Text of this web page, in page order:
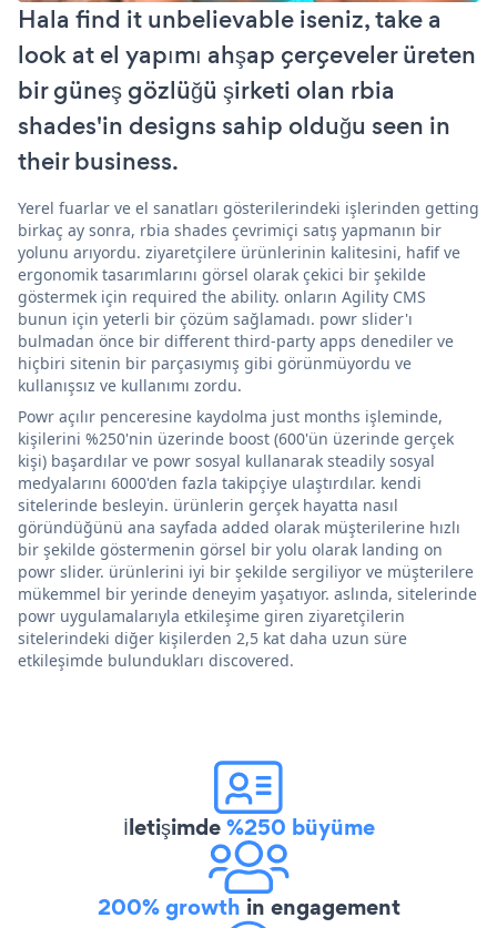
Hala find it unbelievable iseniz, take a
look at el yapımı ahşap çerçeveler üreten
bir güneş gözlüğü şirketi olan rbia
shades'in designs sahip olduğu seen in
their business.
Yerel fuarlar ve el sanatları gösterilerindeki işlerinden getting
birkaç ay sonra, rbia shades çevrimiçi satış yapmanın bir
yolunu arıyordu. ziyaretçilere ürünlerinin kalitesini, hafif ve
ergonomik tasarımlarını görsel olarak çekici bir şekilde
göstermek için required the ability. onların Agility CMS
bunun için yeterli bir çözüm sağlamadı. powr slider'ı
bulmadan önce bir different third-party apps denediler ve
hiçbiri sitenin bir parçasıymış gibi görünmüyordu ve
kullanışsız ve kullanımı zordu.
Powr açılır penceresine kaydolma just months işleminde,
kişilerini %250'nin üzerinde boost (600'ün üzerinde gerçek
kişi) başardılar ve powr sosyal kullanarak steadily sosyal
medyalarını 6000'den fazla takipçiye ulaştırdılar. kendi
sitelerinde besleyin. ürünlerin gerçek hayatta nasıl
göründüğünü ana sayfada added olarak müşterilerine hızlı
bir şekilde göstermenin görsel bir yolu olarak landing on
powr slider. ürünlerini iyi bir şekilde sergiliyor ve müşterilere
mükemmel bir yerinde deneyim yaşatıyor. aslında, sitelerinde
powr uygulamalarıyla etkileşime giren ziyaretçilerin
sitelerindeki diğer kişilerden 2,5 kat daha uzun süre
etkileşimde bulundukları discovered.
İletişimde%250 büyüme
200% growth in engagement